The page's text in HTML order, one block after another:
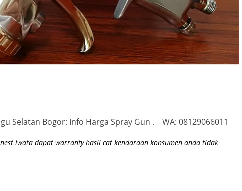
Selatan Bogor: Info Harga Spray Gun . WA: 08129066011
Anest iwata dapat warranty hasil cat kendaraan konsumen anda tidak